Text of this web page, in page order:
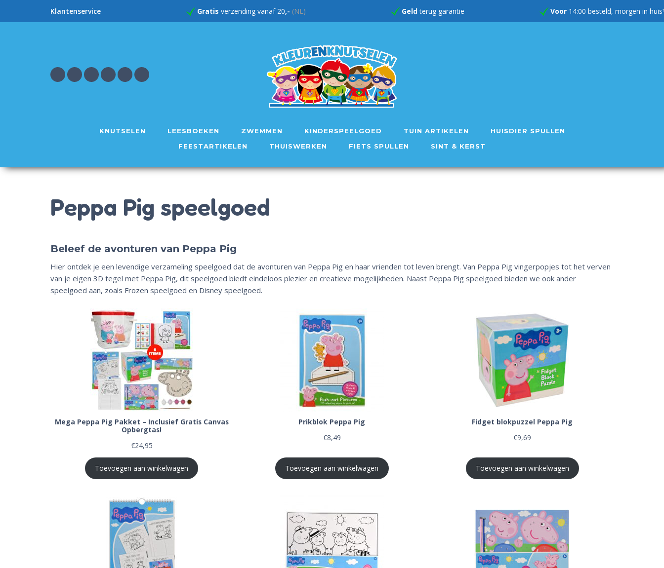
Klantenservice Gratis verzending vanaf 20,- (NL) Geldterug garantie Voor 14:00 besteld, morgen in
KNUTSELEN LEESBOEKEN ZWEMMEN KINDERSPEELGOED TUIN ARTIKELEN
HUISDIER SPULLEN
FEESTARTIKELEN
THUISWERKEN FIETS SPULLEN SINT & KERST
Peppa Pig speelgoed
Beleef de avonturen van Peppa Pig
Hier ontdek je een levendige verzameling speelgoed dat de avonturen van Peppa Pig en haar vrienden tot leven brengt. Van Peppa Pig vingerpopjes tot het verven
van je eigen 3D tegel met Peppa Pig, dit speelgoed biedt eindeloos plezier en creatieve mogelijkheden. Naast Peppa Pig speelgoed bieden we ook ander
speelgoed aan, zoals Frozen speelgoed en Disney speelgoed.
Mega Peppa Pig Pakket – Inclusief Gratis Canvas
Opbergtas!
€24,95
Toevoegen aan winkelwagen
Prikblok Peppa Pig
€8,49
Toevoegen aan winkelwagen
Fidget blokpuzzel Peppa Pig
€9,69
Toevoegen aan winkelwagen